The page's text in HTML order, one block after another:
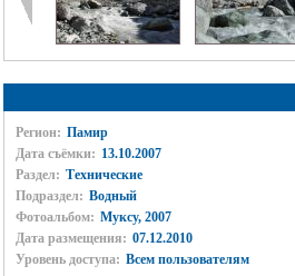
Регион: Памир
Дата съёмки: 13.10.2007
Раздел: Технические
Подраздел: Водный
Фотоальбом: Муксу, 2007
Дата размещения: 07.12.2010
Уровень доступа: Всем пользователям